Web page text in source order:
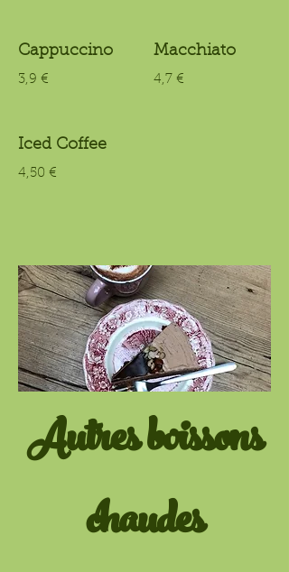
Cappuccino
3,9 €
Macchiato
4,7 €
Iced Coffee
4,50 €
Autres boissons
chaudes